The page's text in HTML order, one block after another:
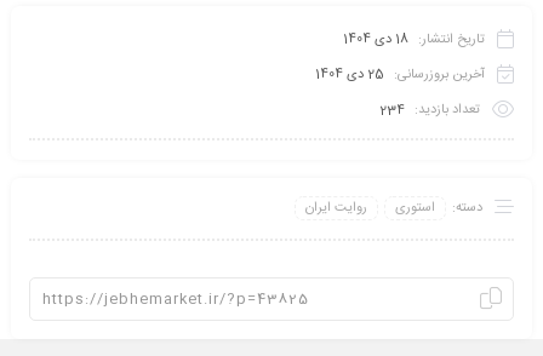
تاریخ انتشار: 18 دی 1404
آخرین بروزرسانی: 25 دی 1404
تعداد بازدید: 234
دسته: استوری روایت ایران